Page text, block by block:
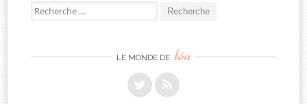
Recherche
pour:
LE MONDE DE léa